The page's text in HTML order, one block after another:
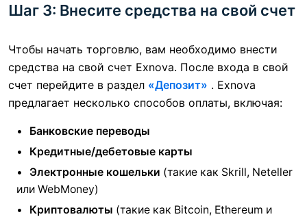
Шаг 3: Внесите средства на свой счет
Чтобы начать торговлю, вам необходимо внести
средства на свой счет Exnova. После входа в свой
счет перейдите в раздел «Депозит» . Exnova
предлагает несколько способов оплаты, включая:
Банковские переводы
Кредитные/дебетовые карты
Электронные кошельки (такие как Skrill, Neteller
или WebMoney)
Криптовалюты (такие как Bitcoin, Ethereum и